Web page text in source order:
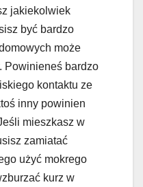
jakiekolwiek
być bardzo
może
Powinieneś bardzo
kontaktu ze
inny powinien
mieszkasz w
zamiatać
użyć mokrego
kurz w